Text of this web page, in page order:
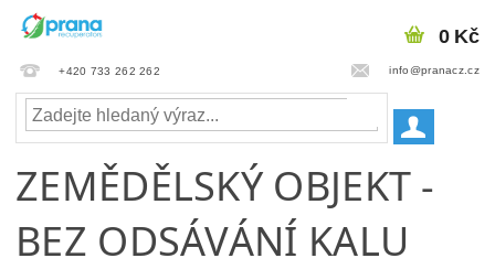
+420 733 262 262 info@pranacz.cz
0 Kč
ZEMĚDĚLSKÝ OBJEKT -
BEZ ODSÁVÁNÍ KALU